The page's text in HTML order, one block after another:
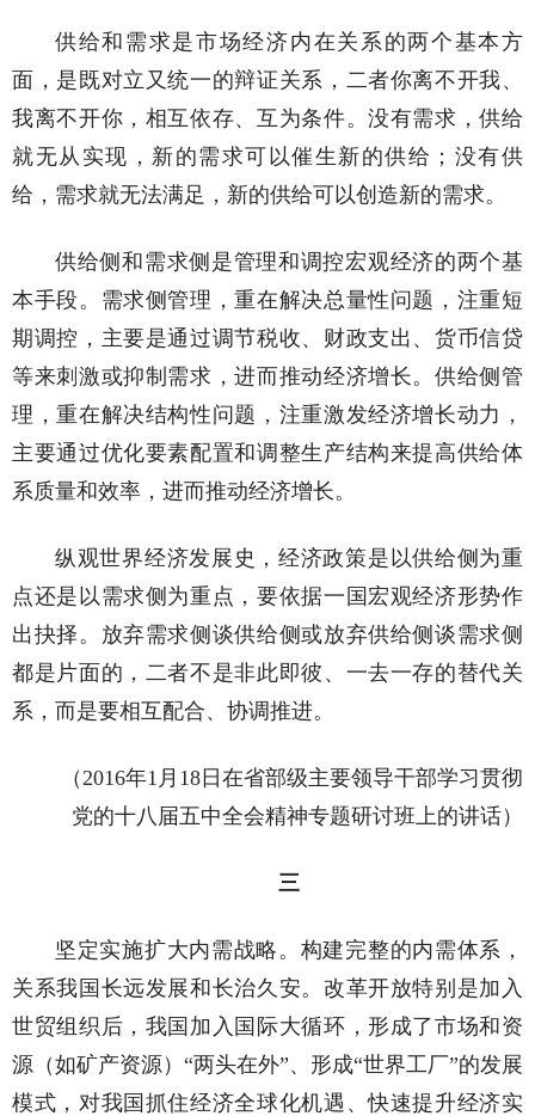
供给和需求是市场经济内在关系的两个基本方
面，是既对立又统一的辩证关系，二者你离不开我、
我离不开你，相互依存、互为条件。没有需求，供给
就无从实现，新的需求可以催生新的供给；没有供
给，需求就无法满足，新的供给可以创造新的需求。
供给侧和需求侧是管理和调控宏观经济的两个基
本手段。需求侧管理，重在解决总量性问题，注重短
期调控，主要是通过调节税收、财政支出、货币信贷
等来刺激或抑制需求，进而推动经济增长。供给侧管
理，重在解决结构性问题，注重激发经济增长动力，
主要通过优化要素配置和调整生产结构来提高供给体
系质量和效率，进而推动经济增长。
纵观世界经济发展史，经济政策是以供给侧为重
点还是以需求侧为重点，要依据一国宏观经济形势作
出抉择。放弃需求侧谈供给侧或放弃供给侧谈需求侧
都是片面的，二者不是非此即彼、一去一存的替代关
系，而是要相互配合、协调推进。
（2016年1月18日在省部级主要领导干部学习贯彻
党的十八届五中全会精神专题研讨班上的讲话）
三
坚定实施扩大内需战略。构建完整的内需体系，
关系我国长远发展和长治久安。改革开放特别是加入
世贸组织后，我国加入国际大循环，形成了市场和资
源（如矿产资源）“两头在外”、形成“世界工厂”的发展
模式，对我国抓住经济全球化机遇、快速提升经济实